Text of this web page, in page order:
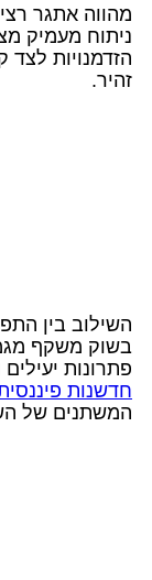
מהווה אתגר
ניתוח מעמיק
הזדמנויות לצד
זהיר.
השילוב בין
בשוק משקף
פתרונות
חדשנות
המשתנים של